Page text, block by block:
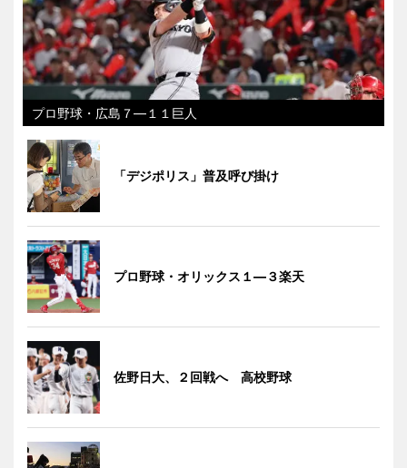
プロ野球・広島７―１１巨人
「デジポリス」普及呼び掛け
プロ野球・オリックス１―３楽天
佐野日大、２回戦へ 高校野球